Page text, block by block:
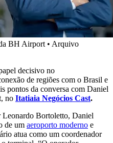
BH Airport • Arquivo
decisivo no
de regiões com o Brasil e
pontos da conversa com Daniel
no Itatiaia Negócios Cast.
Leonardo Bortoletto, Daniel
de um aeroporto moderno e
atua como um coordenador